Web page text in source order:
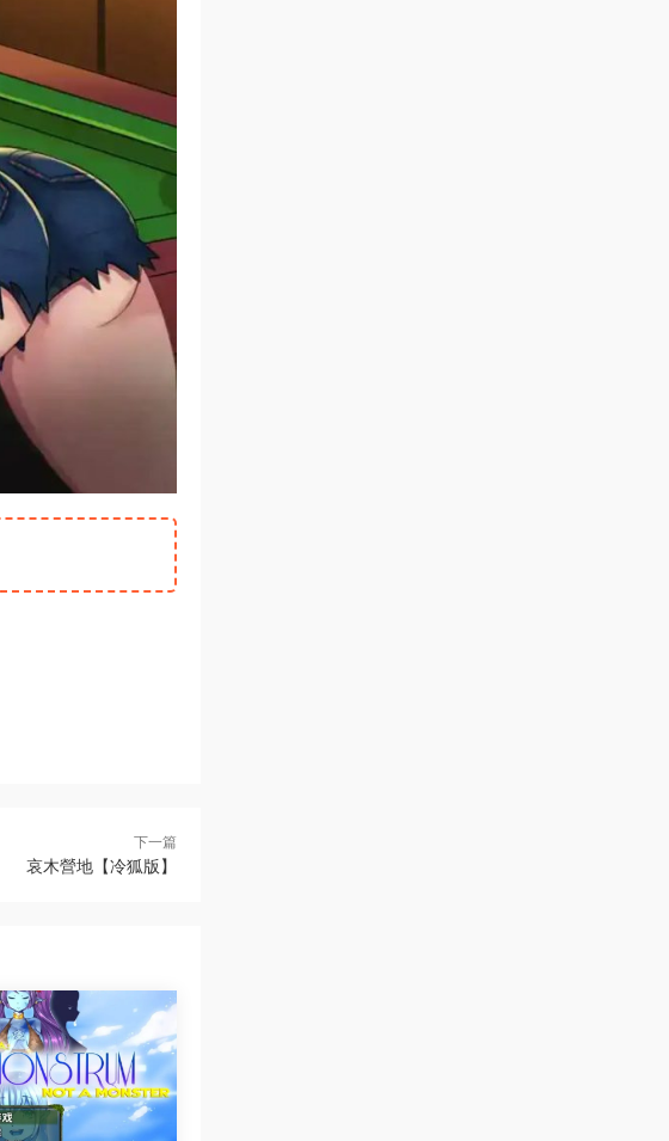
下一篇
哀木營地【冷狐版】